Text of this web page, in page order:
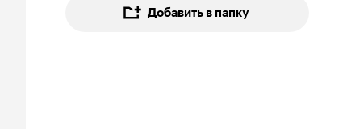
Добавить в папку